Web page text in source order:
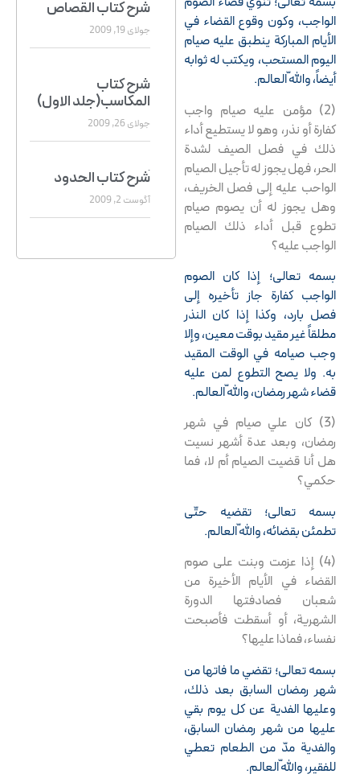
الواجب، وكون وقوع القضاء في
الأيام المباركة ينطبق عليه صيام
اليوم المستحب، ويكتب له ثوابه
أيضاً، واللّه العالم.
(2) مؤمن عليه صيام واجب
كفارة أو نذر، وهو لا يستطيع أداء
ذلك في فصل الصيف لشدة
الحر، فهل يجوز له تأجيل الصيام
الواحب عليه إلى فصل الخريف،
وهل يجوز له أن يصوم صيام
تطوع قبل أداء ذلك الصيام
الواجب عليه؟
بسمه تعالى؛ إذا كان الصوم
الواجب كفارة جاز تأخيره إلى
فصل بارد، وكذا إذا كان النذر
مطلقاً غير مقيد بوقت معين، وإلا
وجب صيامه في الوقت المقيد
به. ولا يصح التطوع لمن عليه
قضاء شهر رمضان، واللّه العالم.
(3) كان علي صيام في شهر
رمضان، وبعد عدة أشهر نسيت
هل أنا قضيت الصيام أم لا، فما
حكمي؟
بسمه تعالى؛ تقضيه حتّى
تطمئن بقضائه، واللّه العالم.
(4) إذا عزمت وبنت على صوم
القضاء في الأيام الأخيرة من
شعبان فصادفتها الدورة
الشهرية، أو أسقطت فأصبحت
نفساء، فماذا عليها؟
بسمه تعالى؛ تقضي ما فاتها من
شهر رمضان السابق بعد ذلك،
وعليها الفدية عن كل يوم بقي
عليها من شهر رمضان السابق،
والفدية مدّ من الطعام تعطي
للفقير، واللّه العالم.
شرح کتاب القصاص
جولای 19, 2009
شرح کتاب
المکاسب(جلد الاول)
جولای 26, 2009
َشرح کتاب الحدود
آگوست 2, 2009
شرح کتاب الصوم